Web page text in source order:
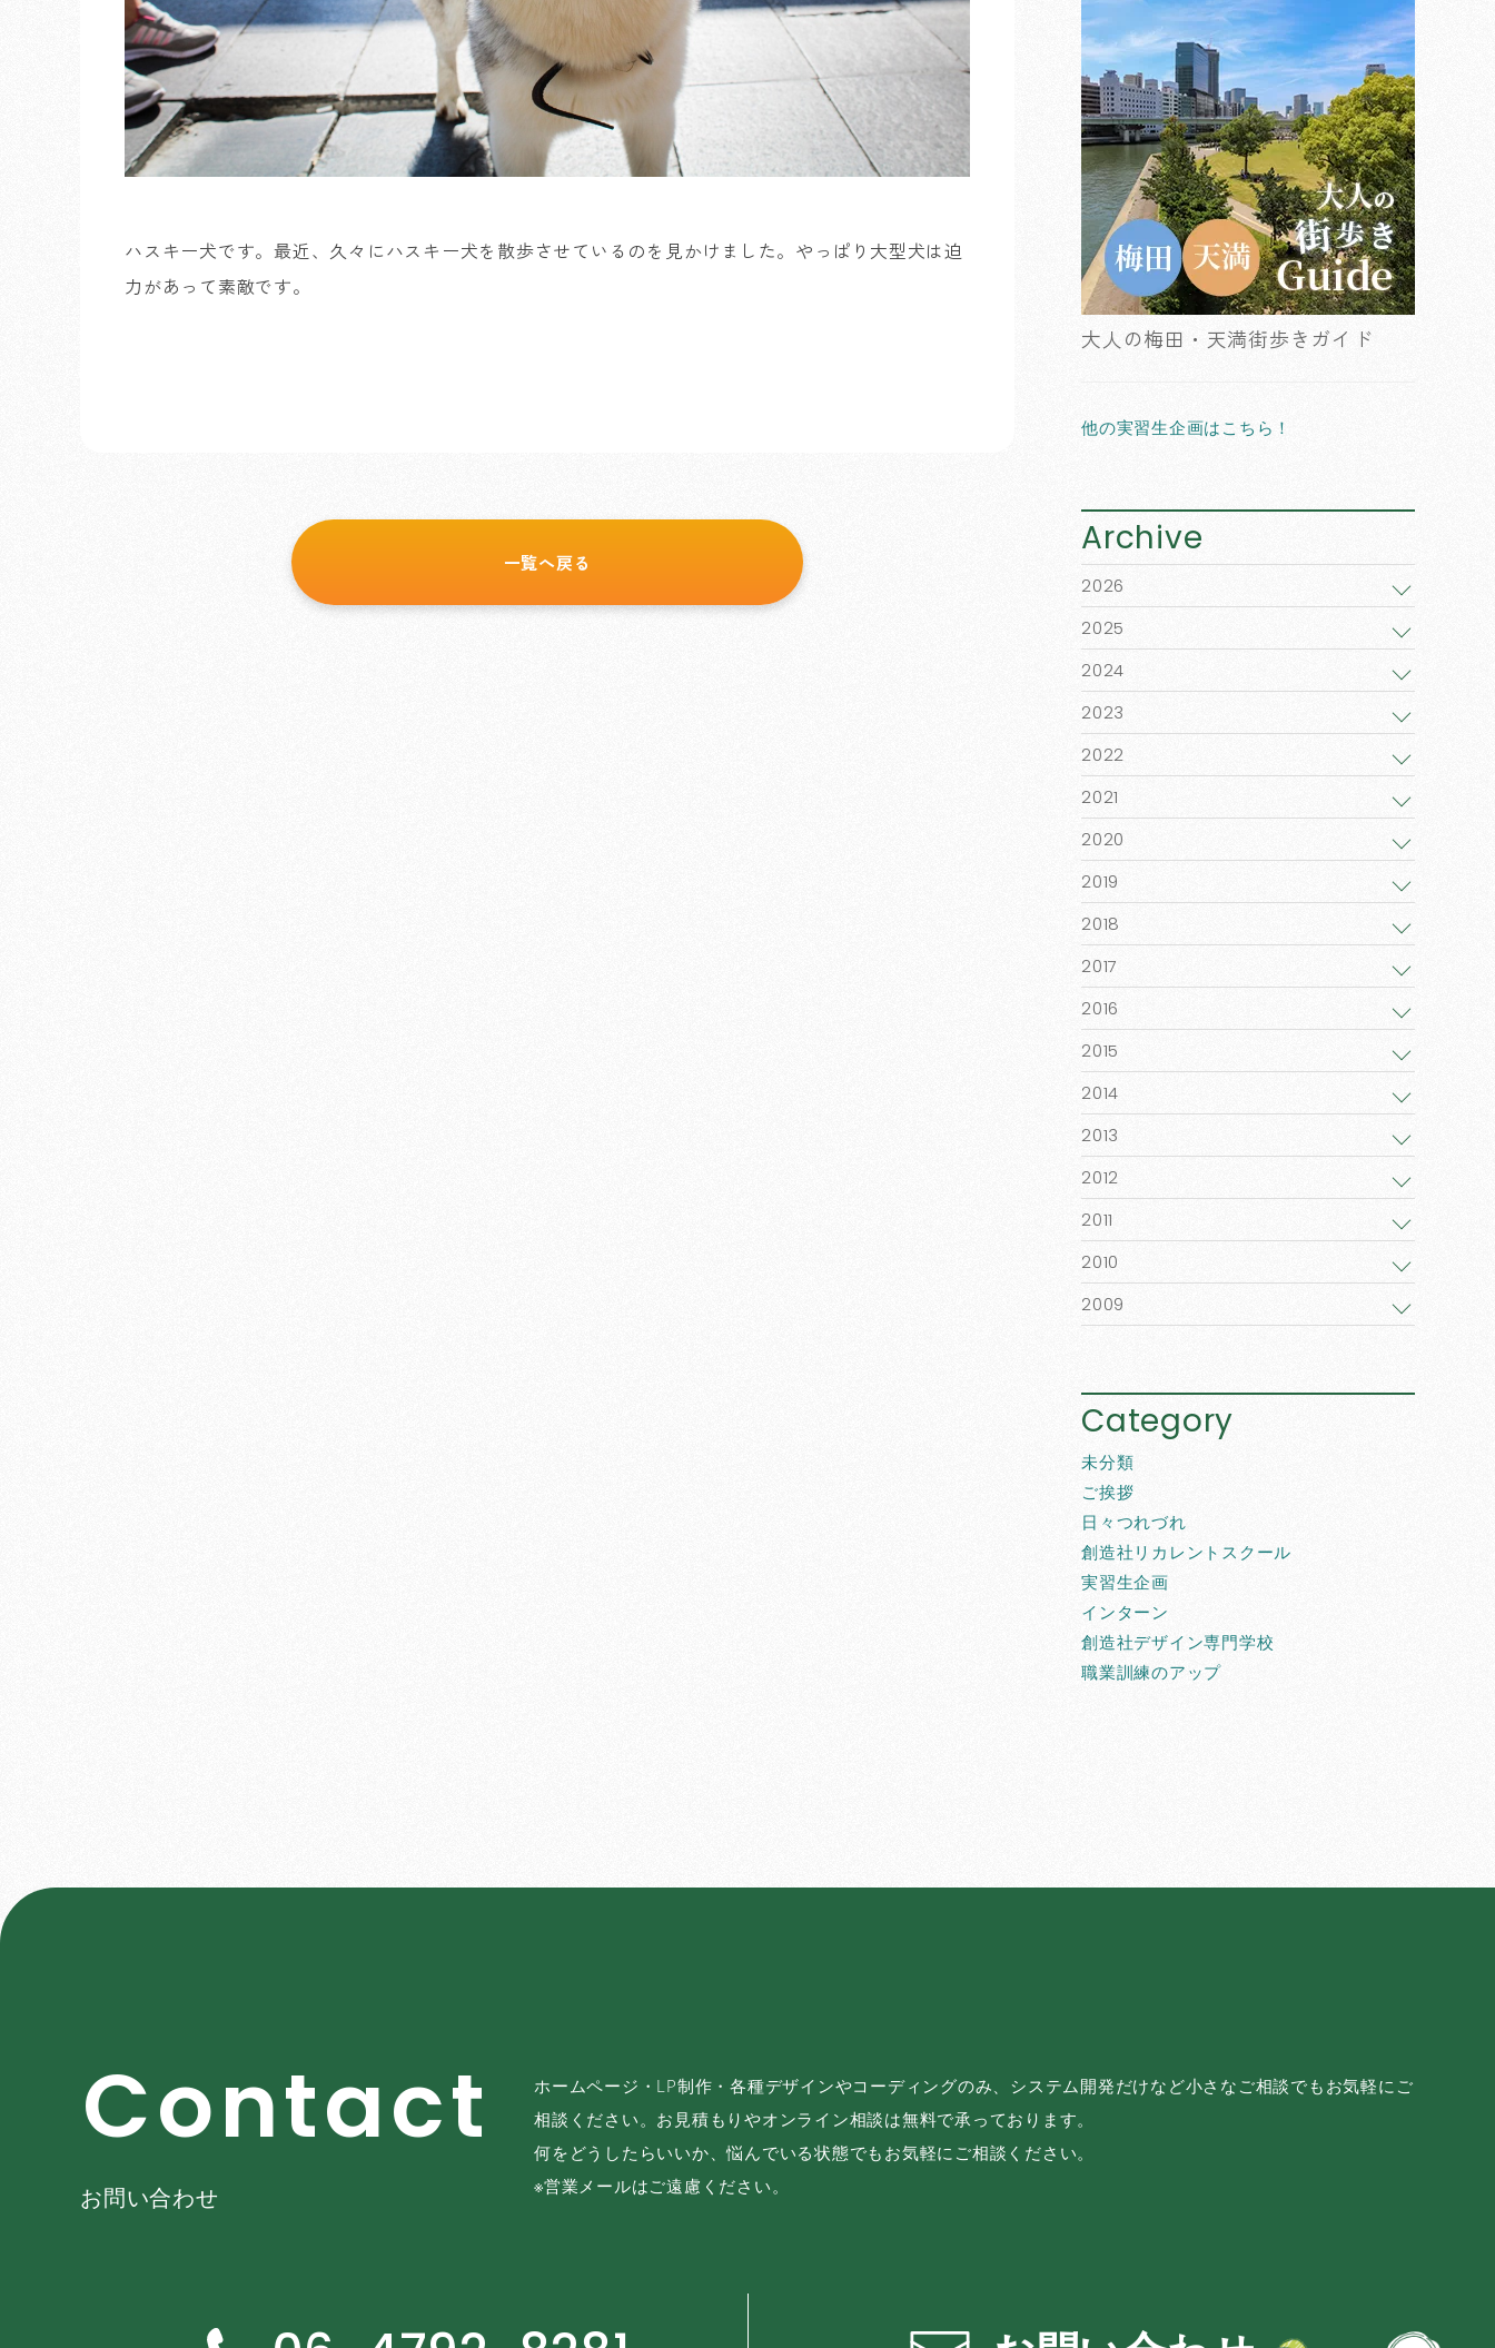
ハスキー犬です。最近、久々にハスキー犬を散歩させているのを見かけました。やっぱり大型犬は迫
力があって素敵です。
一覧へ戻る
大人の梅田・天満街歩きガイド
他の実習生企画はこちら！
Archive
2026
2025
2024
2023
2022
2021
2020
2019
2018
2017
2016
2015
2014
2013
2012
2011
2010
2009
Category
未分類
ご挨拶
日々つれづれ
創造社リカレントスクール
実習生企画
インターン
創造社デザイン専門学校
職業訓練のアップ
Contact
お問い合わせ
ホームページ・LP制作・各種デザインやコーディングのみ、システム開発だけなど小さなご相談でもお気軽にご
相談ください。お見積もりやオンライン相談は無料で承っております。
何をどうしたらいいか、悩んでいる状態でもお気軽にご相談ください。
※営業メールはご遠慮ください。